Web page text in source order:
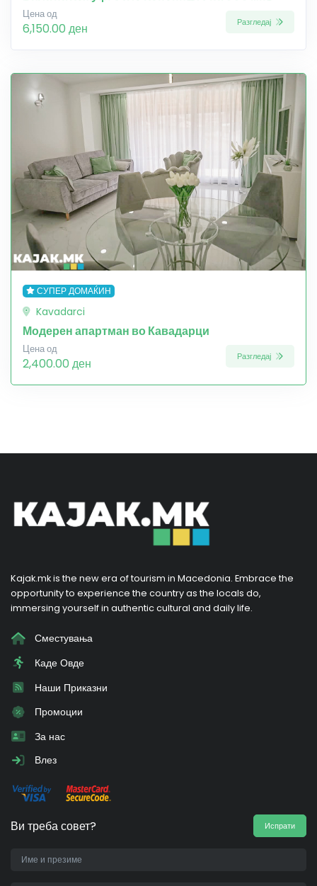
Цена од
6,150.00 ден Разгледај
СУПЕР ДОМАЌИН
Kavadarci
Модерен апартман во Кавадарци
Цена од
2,400.00 ден Разгледај
Kajak.mk is the new era of tourism in Macedonia. Embrace the
opportunity to experience the country as the locals do,
immersing yourself in authentic cultural and daily life.
Сместувања
Каде Овде
Наши Приказни
Промоции
За нас
Влез
Ви треба совет? Испрати